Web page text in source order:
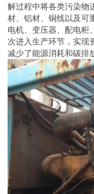
解过程中将各类污染物
材、铝材、铜线以及可
电机、变压器、配电柜
次进入生产环节，实现
减少了能源消耗和碳排